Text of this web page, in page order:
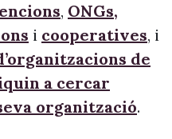
, ONGs,
i cooperatives, i
de
a cercar
organització.